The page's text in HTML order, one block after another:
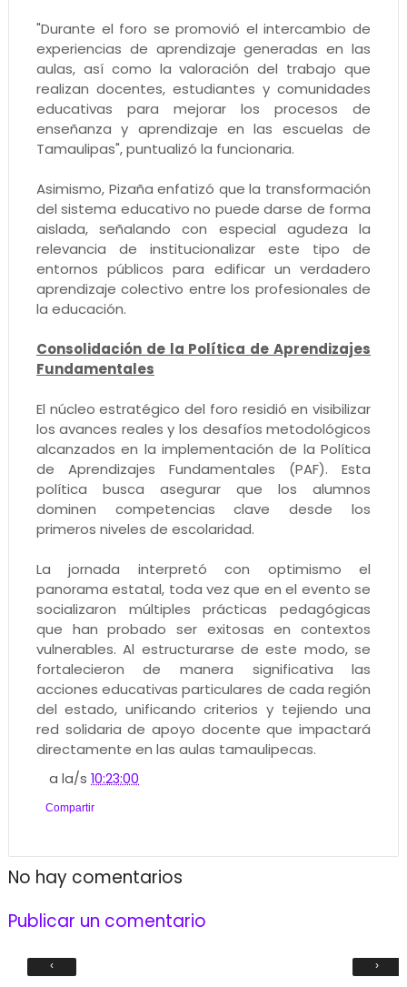
"Durante el foro se promovió el intercambio de
experiencias de aprendizaje generadas en las
aulas, así como la valoración del trabajo que
realizan docentes, estudiantes y comunidades
educativas para mejorar los procesos de
enseñanza y aprendizaje en las escuelas de
Tamaulipas", puntualizó la funcionaria.
Asimismo, Pizaña enfatizó que la transformación
del sistema educativo no puede darse de forma
aislada, señalando con especial agudeza la
relevancia de institucionalizar este tipo de
entornos públicos para edificar un verdadero
aprendizaje colectivo entre los profesionales de
la educación.
Consolidación de la Política de Aprendizajes
Fundamentales
El núcleo estratégico del foro residió en visibilizar
los avances reales y los desafíos metodológicos
alcanzados en la implementación de la Política
de Aprendizajes Fundamentales (PAF). Esta
política busca asegurar que los alumnos
dominen competencias clave desde los
primeros niveles de escolaridad.
La jornada interpretó con optimismo el
panorama estatal, toda vez que en el evento se
socializaron múltiples prácticas pedagógicas
que han probado ser exitosas en contextos
vulnerables. Al estructurarse de este modo, se
fortalecieron de manera significativa las
acciones educativas particulares de cada región
del estado, unificando criterios y tejiendo una
red solidaria de apoyo docente que impactará
directamente en las aulas tamaulipecas.
a la/s10:23:00
Compartir
No hay comentarios
Publicar un comentario
‹ ›